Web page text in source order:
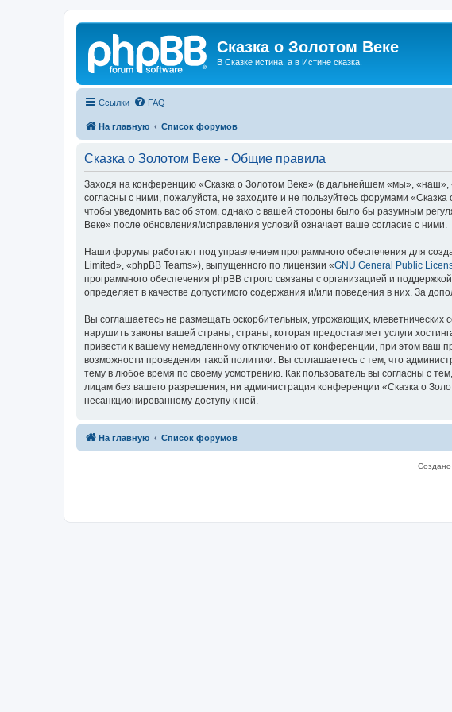
Сказка о Золотом Веке
В Сказке истина, а в Истине сказка.
Ссылки FAQ
На главную Список форумов
Сказка о Золотом Веке - Общие правила
Заходя на конференцию «Сказка о Золотом Веке» (в дальнейшем «мы», «наш»,
согласны с ними, пожалуйста, не заходите и не пользуйтесь форумами
чтобы уведомить вас об этом, однако с вашей стороны было бы разумным
Веке» после обновления/исправления условий означает ваше согласие с ними.
Наши форумы работают под управлением программного обеспечения для
Limited», «phpBB Teams»), выпущенного по лицензии «GNU General Public
программного обеспечения phpBB строго связаны с организацией и
определяет в качестве допустимого содержания и/или поведения в них. За
Вы соглашаетесь не размещать оскорбительных, угрожающих,
нарушить законы вашей страны, страны, которая предоставляет услуги
привести к вашему немедленному отключению от конференции, при этом ваш
возможности проведения такой политики. Вы соглашаетесь с тем, что
тему в любое время по своему усмотрению. Как пользователь вы согласны с
лицам без вашего разрешения, ни администрация конференции «Сказка о
несанкционированному доступу к ней.
На главную Список форумов
Создано